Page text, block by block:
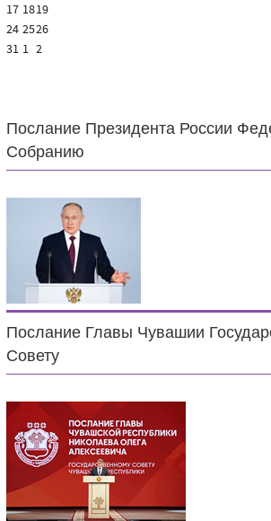
17 1819
24 2526
31 1 2
Послание Президента России
Собранию
Послание Главы Чувашии
Совету